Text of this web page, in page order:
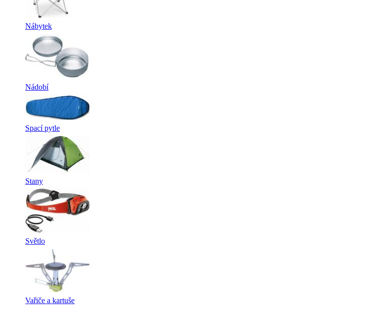
Nábytek
Nádobí
Spací pytle
Stany
Světlo
Vařiče a kartuše